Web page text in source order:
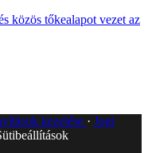
közös tőkealapot vezet az
kezelése
Jogi